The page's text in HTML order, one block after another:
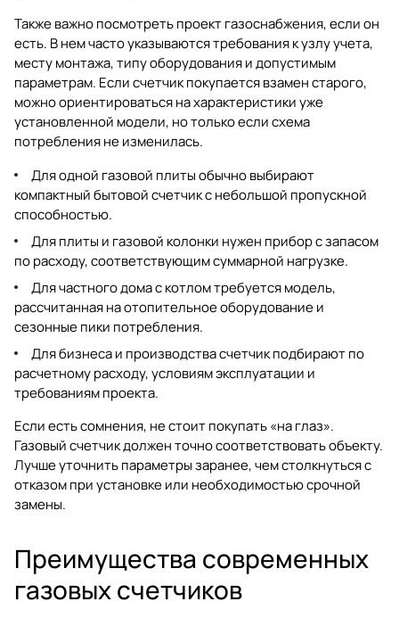
Также важно посмотреть проект газоснабжения, если он
есть. В нем часто указываются требования к узлу учета,
месту монтажа, типу оборудования и допустимым
параметрам. Если счетчик покупается взамен старого,
можно ориентироваться на характеристики уже
установленной модели, но только если схема
потребления не изменилась.
Для одной газовой плиты обычно выбирают
компактный бытовой счетчик с небольшой пропускной
способностью.
Для плиты и газовой колонки нужен прибор с запасом
по расходу, соответствующим суммарной нагрузке.
Для частного дома с котлом требуется модель,
рассчитанная на отопительное оборудование и
сезонные пики потребления.
Для бизнеса и производства счетчик подбирают по
расчетному расходу, условиям эксплуатации и
требованиям проекта.
Если есть сомнения, не стоит покупать «на глаз».
Газовый счетчик должен точно соответствовать объекту.
Лучше уточнить параметры заранее, чем столкнуться с
отказом при установке или необходимостью срочной
замены.
Преимущества современных
газовых счетчиков